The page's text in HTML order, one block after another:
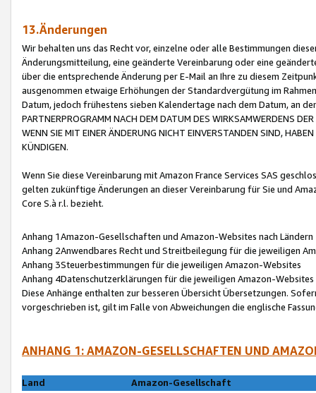
13.Änderungen
Wir behalten uns das Recht vor, einzelne oder alle Bestimmungen
Änderungsmitteilung, eine geänderte Vereinbarung oder eine
über die entsprechende Änderung per E-Mail an Ihre zu diesem
ausgenommen etwaige Erhöhungen der Standardvergütung im
Datum, jedoch frühestens sieben Kalendertage nach dem Datum, an
PARTNERPROGRAMM NACH DEM DATUM DES WIRKSAMWERDENS
WENN SIE MIT EINER ÄNDERUNG NICHT EINVERSTANDEN SIND,
KÜNDIGEN.
Wenn Sie diese Vereinbarung mit Amazon France Services SAS
gelten zukünftige Änderungen an dieser Vereinbarung für Sie und
Core S.à r.l. bezieht.
Anhang 1Amazon-Gesellschaften und Amazon-Websites nach Ländern
Anhang 2Anwendbares Recht und Streitbeilegung für die jeweiligen
Anhang 3Steuerbestimmungen für die jeweiligen Amazon-Websites
Anhang 4Datenschutzerklärungen für die jeweiligen Amazon-Websites
Diese Anhänge enthalten zur besseren Übersicht Übersetzungen.
vorgeschrieben ist, gilt im Falle von Abweichungen die englische
ANHANG 1: AMAZON-GESELLSCHAFTEN UND
Land
Amazon-Gesellschaft